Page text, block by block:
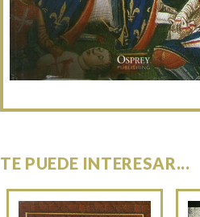
TE PUEDE INTERESAR...